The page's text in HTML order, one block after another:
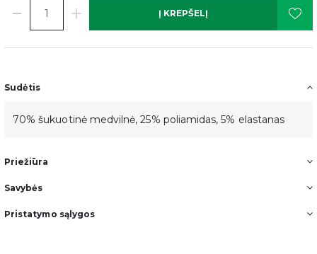
Į KREPŠELĮ
Sudėtis
70% šukuotinė medvilnė, 25% poliamidas, 5% elastanas
Priežiūra
Savybės
Pristatymo sąlygos